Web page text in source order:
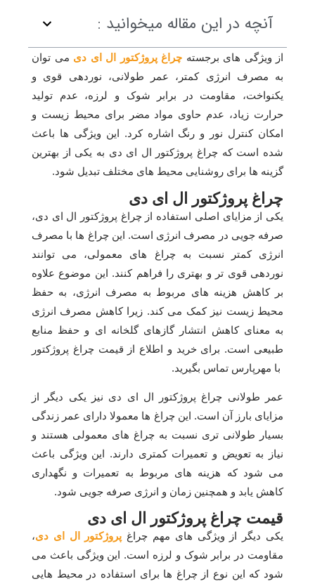
آنچه در این مقاله میخوانید :
از ویژگی های برجسته چراغ پروژکتور ال ای دی می توان
به مصرف انرژی کمتر، عمر طولانی، نوردهی قوی و
یکنواخت، مقاومت در برابر شوک و لرزه، عدم تولید
حرارت زیاد، عدم حاوی مواد مضر برای محیط زیست و
امکان کنترل نور و رنگ اشاره کرد. این ویژگی ها باعث
شده است که چراغ پروژکتور ال ای دی به یکی از بهترین
گزینه ها برای روشنایی محیط های مختلف تبدیل شود.
چراغ پروژکتور ال ای دی
یکی از مزایای اصلی استفاده از چراغ پروژکتور ال ای دی،
صرفه جویی در مصرف انرژی است. این چراغ ها با مصرف
انرژی کمتر نسبت به چراغ های معمولی، می توانند
نوردهی قوی تر و بهتری را فراهم کنند. این موضوع علاوه
بر کاهش هزینه های مربوط به مصرف انرژی، به حفظ
محیط زیست نیز کمک می کند. زیرا کاهش مصرف انرژی
به معنای کاهش انتشار گازهای گلخانه ای و حفظ منابع
طبیعی است. برای خرید و اطلاع از قیمت چراغ پروژکتور
با مهرپارس تماس بگیرید.
عمر طولانی چراغ پروژکتور ال ای دی نیز یکی دیگر از
مزایای بارز آن است. این چراغ ها معمولا دارای عمر زندگی
بسیار طولانی تری نسبت به چراغ های معمولی هستند و
نیاز به تعویض و تعمیرات کمتری دارند. این ویژگی باعث
می شود که هزینه های مربوط به تعمیرات و نگهداری
کاهش یابد و همچنین زمان و انرژی صرفه جویی شود.
قیمت چراغ پروژکتور ال ای دی
یکی دیگر از ویژگی های مهم چراغ پروژکتور ال ای دی،
مقاومت در برابر شوک و لرزه است. این ویژگی باعث می
شود که این نوع از چراغ ها برای استفاده در محیط هایی